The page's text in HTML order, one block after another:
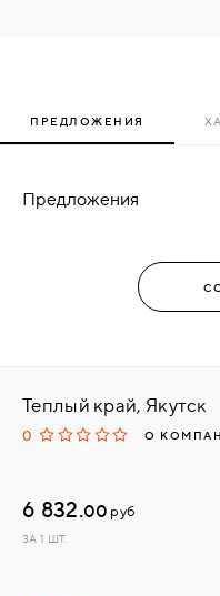
ПРЕДЛОЖЕНИЯ
Предложения
Теплый край, Якутск
0 О
6 832.00 руб
ЗА 1 ШТ.